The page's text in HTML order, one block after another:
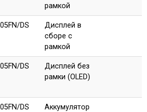
рамкой
DS
Дисплей в
сборе с
рамкой
DS
Дисплей без
рамки (OLED)
DS Аккумулятор